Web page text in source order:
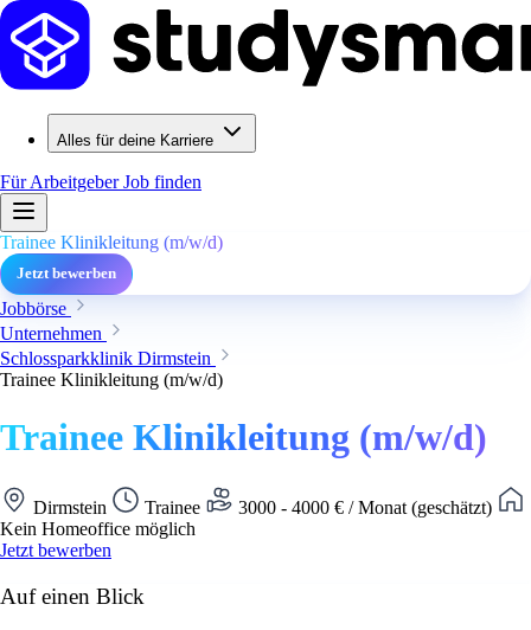
Alles für deine Karriere
Für ArbeitgeberJob finden
Trainee Klinikleitung (m/w/d)
Jetzt bewerben
Jobbörse
Unternehmen
Schlossparkklinik Dirmstein
Trainee Klinikleitung (m/w/d)
Trainee Klinikleitung (m/w/d)
Dirmstein Trainee
3000 - 4000 € / Monat (geschätzt)
Kein Homeoffice möglich
Jetzt bewerben
Auf einen Blick